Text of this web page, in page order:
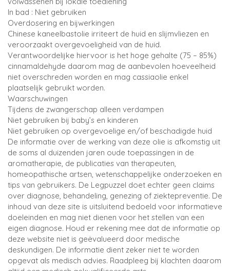
In bad : Niet gebruiken
Overdosering en bijwerkingen
Chinese kaneelbastolie irriteert de huid en slijmvliezen en
veroorzaakt overgevoeligheid van de huid.
Verantwoordelijke hiervoor is het hoge gehalte (75 – 85%)
cinnamaldehyde daarom mag de aanbevolen hoeveelheid
niet overschreden worden en mag cassiaolie enkel
plaatselijk gebruikt worden.
Waarschuwingen
Tijdens de zwangerschap alleen verdampen
Niet gebruiken bij baby’s en kinderen
Niet gebruiken op overgevoelige en/of beschadigde huid
De informatie over de werking van deze olie is afkomstig uit
de soms al duizenden jaren oude toepassingen in de
aromatherapie, de publicaties van therapeuten,
homeopathische artsen, wetenschappelijke onderzoeken en
tips van gebruikers. De Legpuzzel doet echter geen claims
over diagnose, behandeling, genezing of ziektepreventie. De
inhoud van deze site is uitsluitend bedoeld voor informatieve
doeleinden en mag niet dienen voor het stellen van een
eigen diagnose. Houd er rekening mee dat de informatie op
deze website niet is geëvalueerd door medische
deskundigen. De informatie dient zeker niet te worden
opgevat als medisch advies. Raadpleeg bij klachten daarom